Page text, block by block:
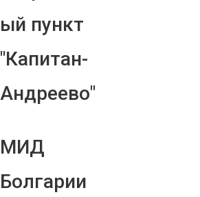
ый пункт
"Капитан-
Андреево"
МИД
Болгарии